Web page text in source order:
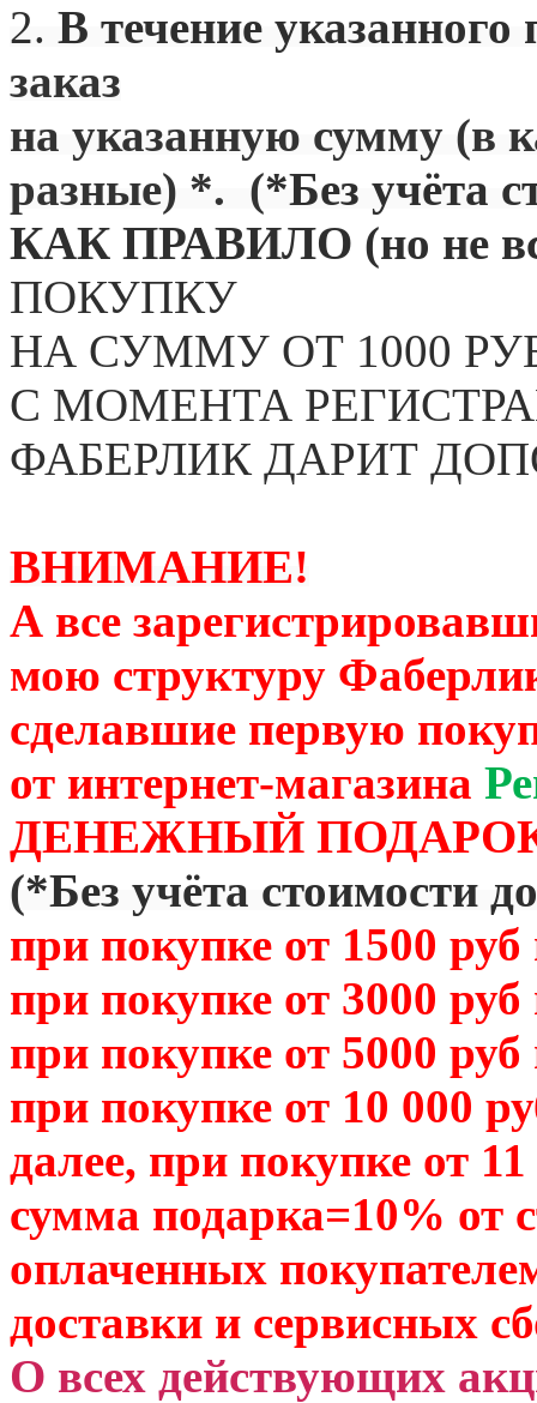
2. В течение указанного
заказ
на указанную сумму (в
разные) *. (*Без учёта
КАК ПРАВИЛО (но не
ПОКУПКУ
НА СУММУ ОТ 1000
С МОМЕНТА
ФАБЕРЛИК ДАРИТ
ВНИМАНИЕ!
А все
мою структуру
сделавшие первую
от интернет-магазина
ДЕНЕЖНЫЙ
(*Без учёта стоимости
при покупке от 1500
при покупке от 3000
при покупке от 5000
при покупке от 10 000
далее, при покупке от
сумма подарка=10% от
оплаченных
доставки и сервисных
О всех действующих